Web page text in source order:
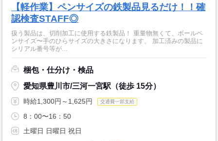
【軽作業】ペンサイズの鉄製品見るだけ！！確
認検査STAFF◎
扱う製品は、切削加工に使用する鉄製品！ 重量物無くて、ボールペ
ンサイズ〜手のひらサイズの大きさになります。 加工済みの製品に
シリアル番号等が...
梱包・仕分け・検品
愛知県豊川市/三河一宮駅（徒歩 15分）
時給1,300円～1,625円 交通費一部支給
8：00〜16：50
土曜日 日曜日 祝日